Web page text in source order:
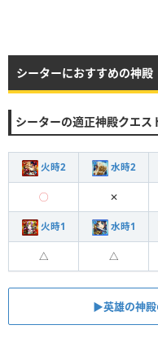
シーターにおすすめの神殿
シーターの適正神殿クエス
火時2 水時2
◯ ✕
火時1 水時1
△ △
▶︎︎英雄の神殿